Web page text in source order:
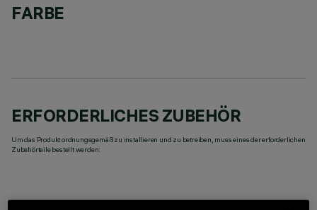
FARBE
ERFORDERLICHES ZUBEHÖR
Um das Produkt ordnungsgemäß zu installieren und zu betreiben, muss eines der erforderlichen
Zubehörteile bestellt werden: